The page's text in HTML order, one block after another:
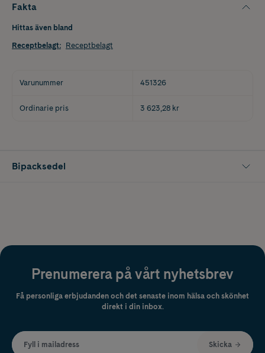
Fakta
Hittas även bland
Receptbelagt: Receptbelagt
Varunummer 451326
Ordinarie pris 3 623,28 kr
Bipacksedel
Prenumerera på vårt nyhetsbrev
Få personliga erbjudanden och det senaste inom hälsa och skönhet
direkt i din inbox.
Fyll i mailadress Skicka